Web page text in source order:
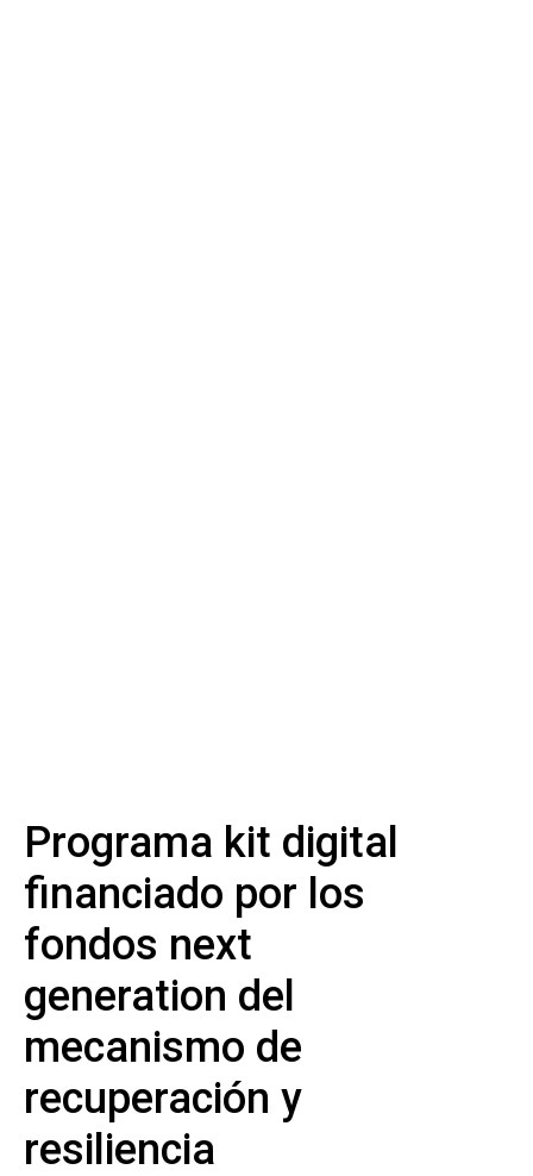
Programa kit digital
financiado por los
fondos next
generation del
mecanismo de
recuperación y
resiliencia